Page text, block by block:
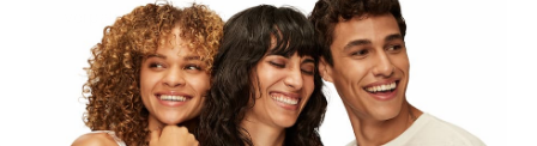
verpakking. Volgende keer weer.
S Savannah
Geverifieerde aankoop